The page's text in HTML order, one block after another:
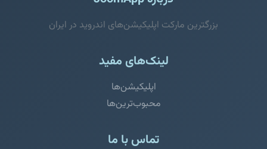
بزرگترین مارکت اپلیکیشن‌های اندروید در ایران
لینک‌های مفید
اپلیکیشن‌ها
محبوب‌ترین‌ها
تماس با ما